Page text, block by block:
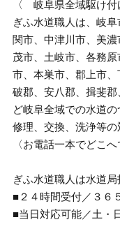
〈 岐阜県全域駆け
ぎふ水道職人は、岐
関市、中津川市、美
茂市、土岐市、各務
市、本巣市、郡上市
破郡、安八郡、揖斐
ど岐阜全域での水道
修理、交換、洗浄等の
〈お電話一本でどこ
ぎふ水道職人は水道局
■２４時間受付／３６
■当日対応可能／土・